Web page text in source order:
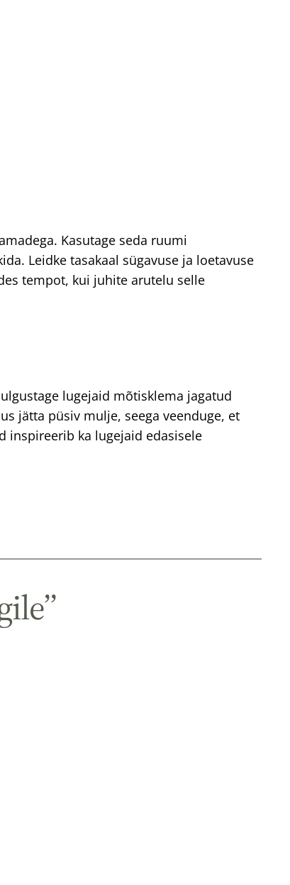
Kasutage seda ruumi
Leidke tasakaal sügavuse ja loetavuse
tempot, kui juhite arutelu selle
lugejaid mõtisklema jagatud
jätta püsiv mulje, seega veenduge, et
inspireerib ka lugejaid edasisele